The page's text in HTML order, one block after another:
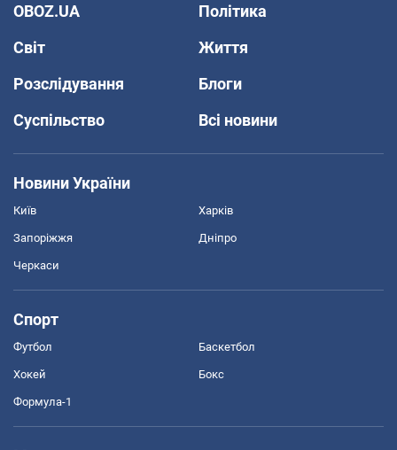
OBOZ.UA
Політика
Світ
Життя
Розслідування
Блоги
Суспільство
Всі новини
Новини України
Київ Харків
Запоріжжя Дніпро
Черкаси
Спорт
Футбол Баскетбол
Хокей Бокс
Формула-1